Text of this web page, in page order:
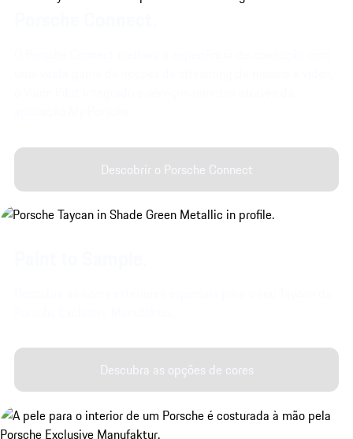
Descobrir o Porsche Connect
Descubra as opções de cores